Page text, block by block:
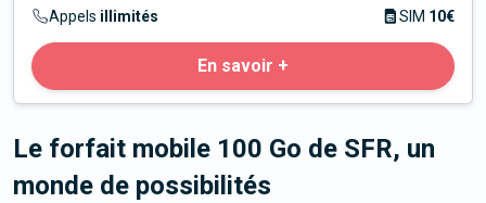
Appels illimités
SIM 10€
En savoir +
Le forfait mobile 100 Go de SFR, un
monde de possibilités